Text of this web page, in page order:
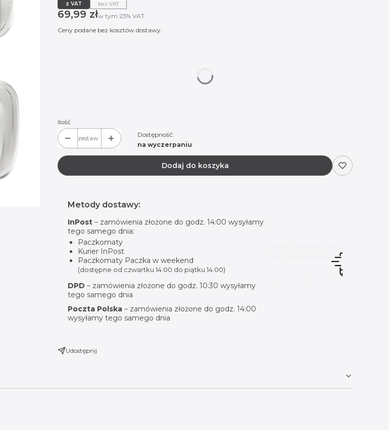
z VAT bez VAT
Cena
69,99 złw tym 23% VAT
w tym 23% VAT
Ceny podane bez kosztów dostawy.
Ilość
zestaw
Dostępność:
na wyczerpaniu
Dodaj do koszyka
Metody dostawy:
InPost – zamówienia złożone do godz. 14:00 wysyłamy
tego samego dnia:
Paczkomaty
Kurier InPost
Paczkomaty Paczka w weekend
(dostępne od czwartku 14:00 do piątku 14:00)
DPD – zamówienia złożone do godz. 10:30 wysyłamy
tego samego dnia
Poczta Polska – zamówienia złożone do godz. 14:00
wysyłamy tego samego dnia
Udostępnij